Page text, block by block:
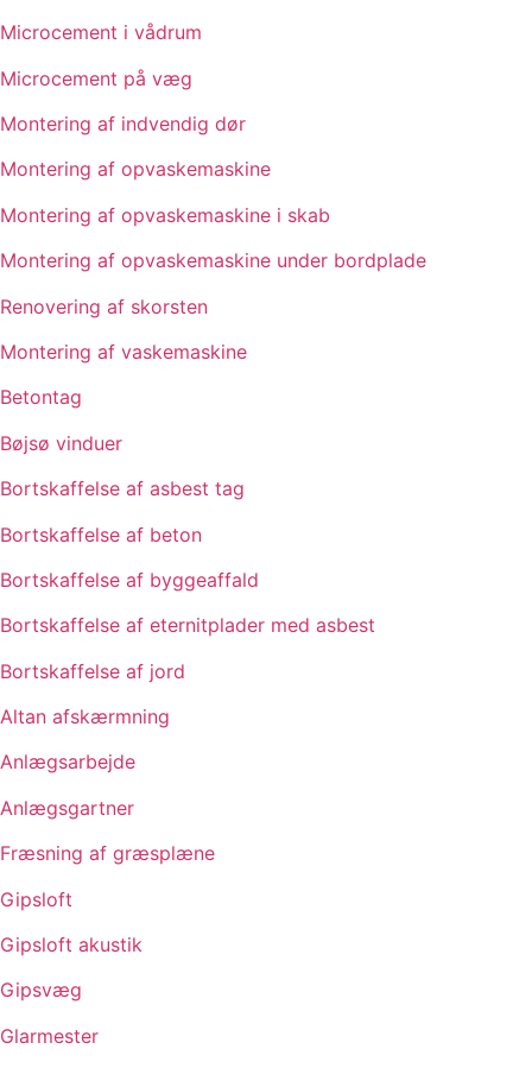
Microcement i vådrum
Microcement på væg
Montering af indvendig dør
Montering af opvaskemaskine
Montering af opvaskemaskine i skab
Montering af opvaskemaskine under bordplade
Renovering af skorsten
Montering af vaskemaskine
Betontag
Bøjsø vinduer
Bortskaffelse af asbest tag
Bortskaffelse af beton
Bortskaffelse af byggeaffald
Bortskaffelse af eternitplader med asbest
Bortskaffelse af jord
Altan afskærmning
Anlægsarbejde
Anlægsgartner
Fræsning af græsplæne
Gipsloft
Gipsloft akustik
Gipsvæg
Glarmester